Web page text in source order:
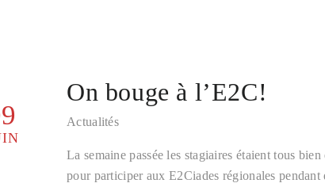
On bouge à l’E2C!
Actualités
La semaine passée les stagiaires étaient tous
pour participer aux E2Ciades régionales pendant